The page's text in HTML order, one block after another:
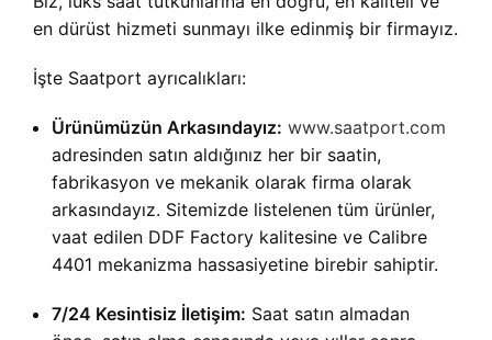
en dürüst hizmeti sunmayı ilke edinmiş bir firmayız.
İşte Saatport ayrıcalıkları:
Ürünümüzün Arkasındayız: www.saatport.com
adresinden satın aldığınız her bir saatin,
fabrikasyon ve mekanik olarak firma olarak
arkasındayız. Sitemizde listelenen tüm ürünler,
vaat edilen DDF Factory kalitesine ve Calibre
4401 mekanizma hassasiyetine birebir sahiptir.
7/24 Kesintisiz İletişim: Saat satın almadan